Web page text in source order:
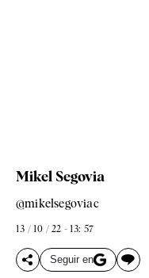
Mikel Segovia
@mikelsegoviac
13 / 10 / 22 - 13: 57
Seguir en